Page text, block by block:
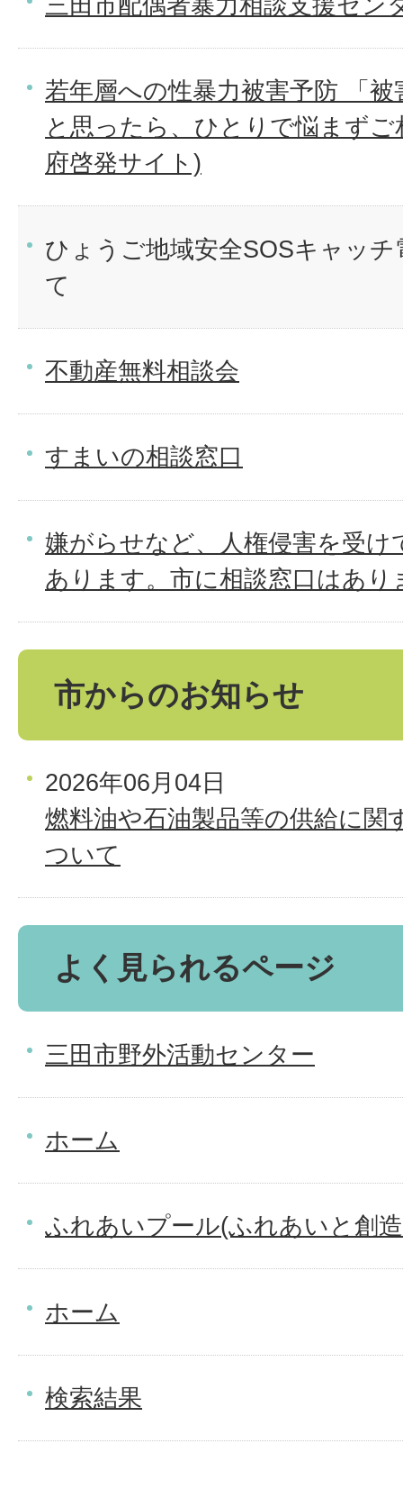
若年層への性暴力被害予防 「
と思ったら、ひとりで悩まず
府啓発サイト)
ひょうご地域安全SOSキャッ
て
不動産無料相談会
すまいの相談窓口
嫌がらせなど、人権侵害を受
あります。市に相談窓口はあり
市からのお知らせ
2026年06月04日
燃料油や石油製品等の供給に関
ついて
よく見られるページ
三田市野外活動センター
ホーム
ふれあいプール(ふれあいと創
ホーム
検索結果